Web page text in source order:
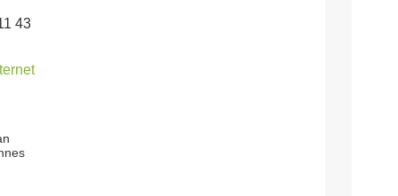
43